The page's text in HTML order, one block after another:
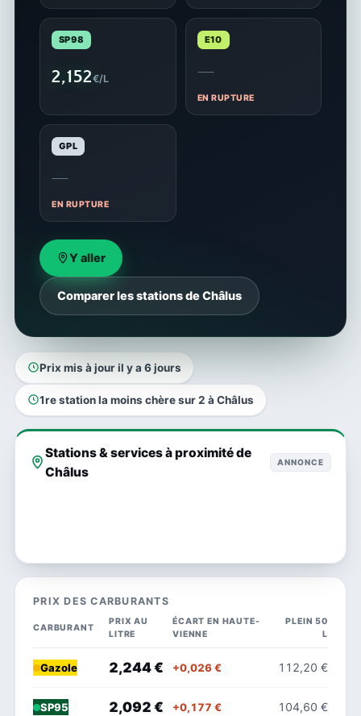
SP98
2,152€/L
E10
—
EN RUPTURE
GPL
—
EN RUPTURE
Y aller
Comparer les stations de Châlus
Prix mis à jour il y a 6 jours
1re station la moins chère sur 2 à Châlus
Stations & services à proximité de
Châlus
ANNONCE
PRIX DES CARBURANTS
CARBURANT
PRIX AU
LITRE
ÉCART EN HAUTE-
VIENNE
PLEIN 50
L
Gazole 2,244 € +0,026 € 112,20 €
SP95 2,092 € +0,177 € 104,60 €